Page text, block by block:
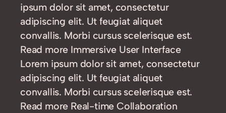
ipsum dolor sit amet, consectetur
adipiscing elit. Ut feugiat aliquet
convallis. Morbi cursus scelerisque est.
Read more Immersive User Interface
Lorem ipsum dolor sit amet, consectetur
adipiscing elit. Ut feugiat aliquet
convallis. Morbi cursus scelerisque est.
Read more Real-time Collaboration